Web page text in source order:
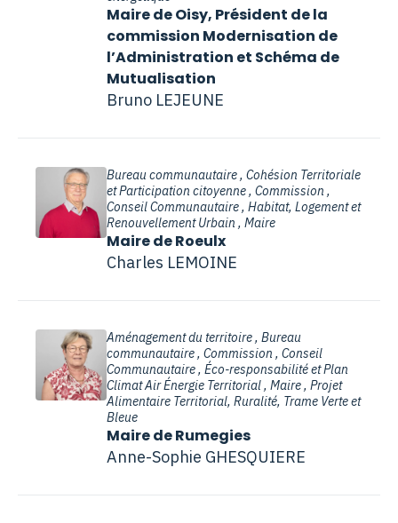
Maire de Oisy, Président de la
commission Modernisation de
l’Administration et Schéma de
Mutualisation
Bruno LEJEUNE
Bureau communautaire , Cohésion Territoriale
et Participation citoyenne , Commission ,
Conseil Communautaire , Habitat, Logement et
Renouvellement Urbain , Maire
Maire de Roeulx
Charles LEMOINE
Aménagement du territoire , Bureau
communautaire , Commission , Conseil
Communautaire , Éco-responsabilité et Plan
Climat Air Énergie Territorial , Maire , Projet
Alimentaire Territorial, Ruralité, Trame Verte et
Bleue
Maire de Rumegies
Anne-Sophie GHESQUIERE